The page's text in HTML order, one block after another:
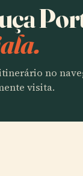
no
visita.